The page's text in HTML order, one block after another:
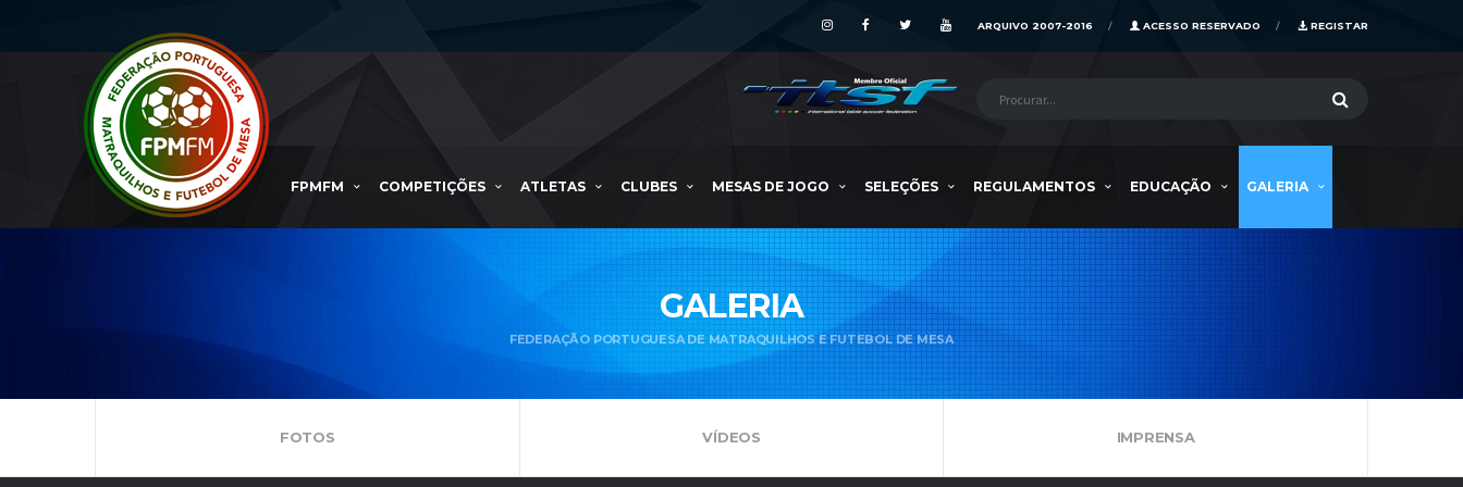
REGISTAR
ACESSO RESERVADO
ARQUIVO 2007-2016
FPMFM COMPETIÇÕES ATLETAS CLUBES MESAS DE JOGO SELEÇÕES REGULAMENTOS EDUCAÇÃO GALERIA
GALERIA
FEDERAÇÃO PORTUGUESA DE MATRAQUILHOS E FUTEBOL DE MESA
FOTOS VÍDEOS IMPRENSA